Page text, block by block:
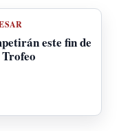
este fin de